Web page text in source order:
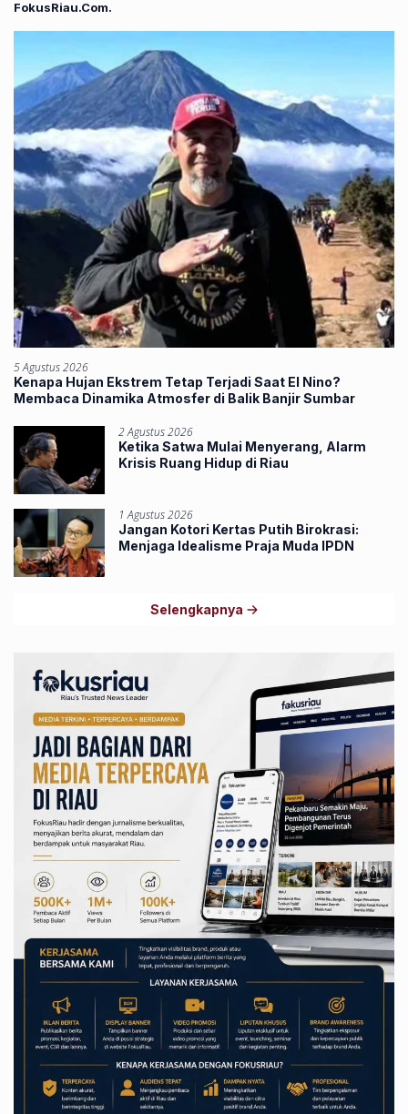
FokusRiau.Com.
5 Agustus 2026
Kenapa Hujan Ekstrem Tetap Terjadi Saat El Nino?
Membaca Dinamika Atmosfer di Balik Banjir Sumbar
2 Agustus 2026
Ketika Satwa Mulai Menyerang, Alarm
Krisis Ruang Hidup di Riau
1 Agustus 2026
Jangan Kotori Kertas Putih Birokrasi:
Menjaga Idealisme Praja Muda IPDN
Selengkapnya